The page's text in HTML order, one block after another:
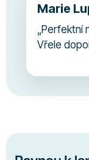
Marie
„Perfektní
Vřele